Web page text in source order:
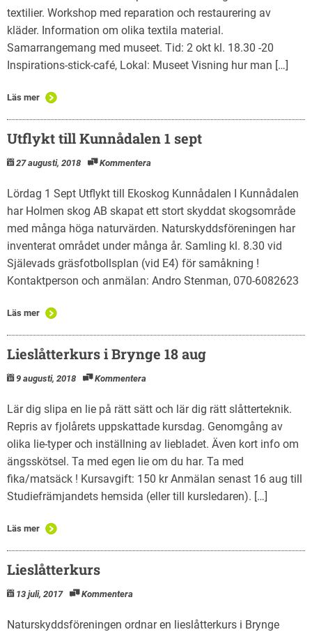
textilier. Workshop med reparation och restaurering av
kläder. Information om olika textila material.
Samarrangemang med museet. Tid: 2 okt kl. 18.30 -20
Inspirations-stick-café, Lokal: Museet Visning hur man […]
Läs mer
Utflykt till Kunnådalen 1 sept
27 augusti, 2018 Kommentera
Lördag 1 Sept Utflykt till Ekoskog Kunnådalen I Kunnådalen
har Holmen skog AB skapat ett stort skyddat skogsområde
med många höga naturvärden. Naturskyddsföreningen har
inventerat området under många år. Samling kl. 8.30 vid
Själevads gräsfotbollsplan (vid E4) för samåkning !
Kontaktperson och anmälan: Andro Stenman, 070-6082623
Läs mer
Lieslåtterkurs i Brynge 18 aug
9 augusti, 2018 Kommentera
Lär dig slipa en lie på rätt sätt och lär dig rätt slåtterteknik.
Repris av fjolårets uppskattade kursdag. Genomgång av
olika lie-typer och inställning av liebladet. Även kort info om
ängsskötsel. Ta med egen lie om du har. Ta med
fika/matsäck ! Kursavgift: 150 kr Anmälan senast 16 aug till
Studiefrämjandets hemsida (eller till kursledaren). […]
Läs mer
Lieslåtterkurs
13 juli, 2017 Kommentera
Naturskyddsföreningen ordnar en lieslåtterkurs i Brynge